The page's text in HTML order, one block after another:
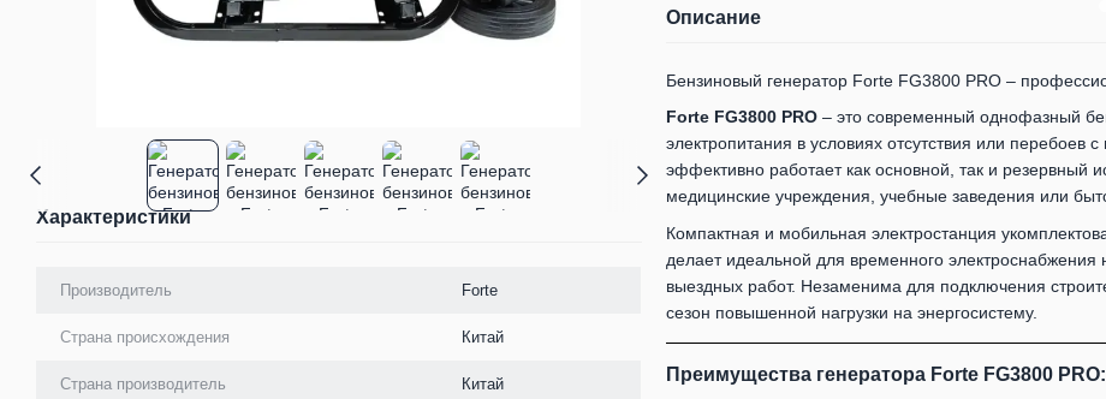
Характеристики
Производитель Forte
Страна происхождения Китай
Страна производитель Китай
Описание
Бензиновый генератор Forte FG3800 PRO –
Forte FG3800 PRO– это современный однофазный
электропитания в условиях отсутствия или перебоев
эффективно работает как основной, так и резервный
медицинские учреждения, учебные заведения или
Компактная и мобильная электростанция
делает идеальной для временного
выездных работ. Незаменима для подключения
сезон повышенной нагрузки на энергосистему.
Преимущества генератора Forte FG3800 PRO: